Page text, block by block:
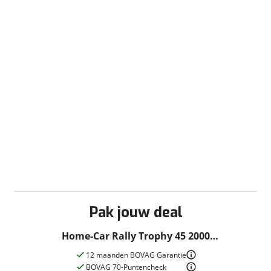
Pak jouw deal
Home-Car Rally Trophy 45 2000
Voortent/Fietsenrek
12 maanden BOVAG Garantie
BOVAG 70-Puntencheck